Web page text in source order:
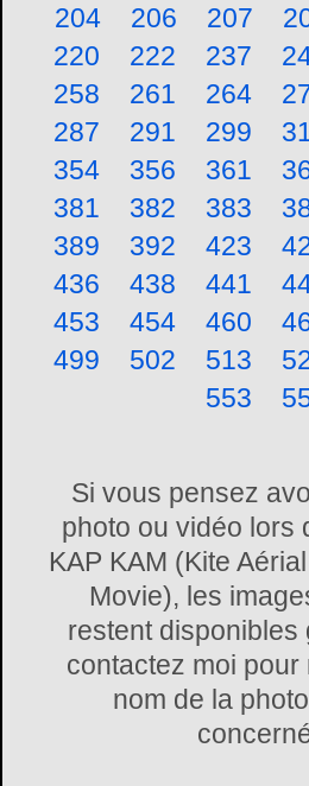
204
206 207
220
222 237
258
261 264
287
291 299
354
356 361
381
382 383
389
392 423
436
438 441
453
454 460
499
502 513
553
Si vous pensez
photo ou vidéo lors
KAP KAM (Kite
Movie), les
restent disponibles
contactez moi pour
nom de la